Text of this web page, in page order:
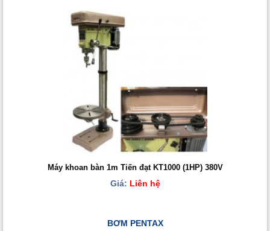
Máy khoan bàn 1m Tiến đạt KT1000 (1HP) 380V
Giá: Liên hệ
BƠM PENTAX